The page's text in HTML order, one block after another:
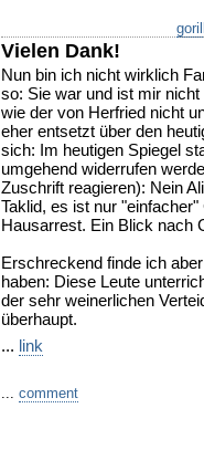
Vielen Dank!
Nun bin ich nicht wirklich
so: Sie war und ist mir
wie der von Herfried nicht
eher entsetzt über den
sich: Im heutigen Spiegel
umgehend widerrufen
Zuschrift reagieren): Nein
Taklid, es ist nur
Hausarrest. Ein Blick nach
Erschreckend finde ich
haben: Diese Leute
der sehr weinerlichen
überhaupt.
... link
comment